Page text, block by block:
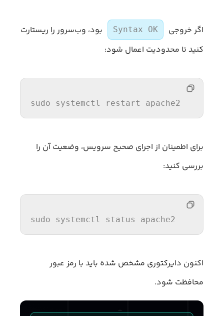
اگر خروجی Syntax OK
بود، وب‌سرور را ریستارت
کنید تا محدودیت اعمال شود:
sudo systemctl restart apache2
برای اطمینان از اجرای صحیح سرویس، وضعیت آن را
بررسی کنید:
sudo systemctl status apache2
اکنون دایرکتوری مشخص شده باید با رمز عبور
محافظت شود.